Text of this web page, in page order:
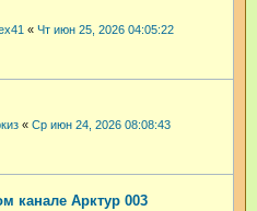
« Чт июн 25, 2026 04:05:22
« Ср июн 24, 2026 08:08:43
канале Арктур 003